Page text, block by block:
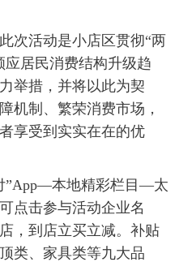
活动是小店区贯彻“两
应居民消费结构升级趋
举措，并将以此为契
机制、繁荣消费市场，
享受到实实在在的优
本地精彩栏目—太
点击参与活动企业名
，到店立买立减。补贴
类、家具类等九大品